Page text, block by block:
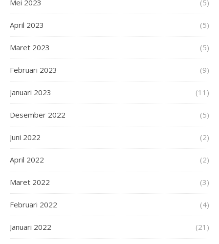
Mei 2023 (5)
April 2023 (5)
Maret 2023 (5)
Februari 2023 (9)
Januari 2023 (11)
Desember 2022 (5)
Juni 2022 (2)
April 2022 (2)
Maret 2022 (3)
Februari 2022 (4)
Januari 2022 (21)